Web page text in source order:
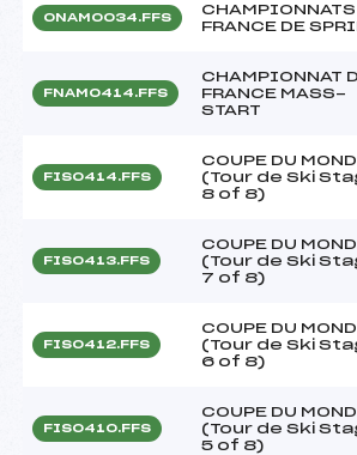
ONAM0034.FFS
CHAMPIONNATS
FRANCE DE
FNAM0414.FFS
CHAMPIONNAT
FRANCE MASS-
START
FIS0414.FFS
COUPE DU
(Tour de Ski
8 of 8)
FIS0413.FFS
COUPE DU
(Tour de Ski
7 of 8)
FIS0412.FFS
COUPE DU
(Tour de Ski
6 of 8)
FIS0410.FFS
COUPE DU
(Tour de Ski
5 of 8)